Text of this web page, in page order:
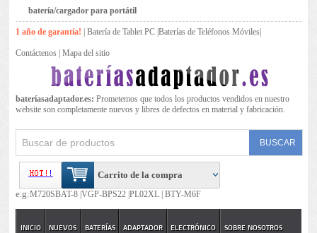
batería/cargador para portátil
1 año de garantía! |Batería de Tablet PC |Baterías de Teléfonos Móviles
Contáctenos |Mapa del sitio
bateríasadaptador.es: Prometemos que todos los productos vendidos en nuestro
website son completamente nuevos y libres de defectos en material y fabricación.
Carrito de la compra
e.g:M720SBAT-8 |VGP-BPS22 |PL02XL | BTY-M6F
INICIO NUEVOS BATERÍAS ADAPTADOR ELECTRÓNICO SOBRE NOSOTROS